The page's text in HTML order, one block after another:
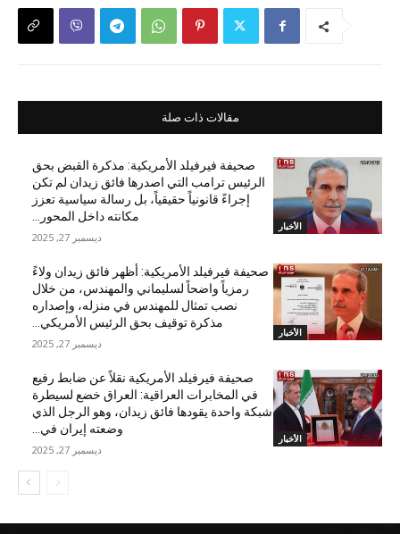
مقالات ذات صلة
الأخبار
صحيفة فيرفيلد الأمريكية: مذكرة القبض بحق
الرئيس ترامب التي اصدرها فائق زيدان لم تكن
إجراءً قانونياً حقيقياً، بل رسالة سياسية تعزز
مكانته داخل المحور...
ديسمبر 27, 2025
الأخبار
صحيفة فيرفيلد الأمريكية: أظهر فائق زيدان ولاءً
رمزياً واضحاً لسليماني والمهندس، من خلال
نصب تمثال للمهندس في منزله، وإصداره
مذكرة توقيف بحق الرئيس الأمريكي...
ديسمبر 27, 2025
الأخبار
صحيفة فيرفيلد الأمريكية نقلاً عن ضابط رفيع
في المخابرات العراقية: العراق خضع لسيطرة
شبكة واحدة يقودها فائق زيدان، وهو الرجل الذي
وضعته إيران في...
ديسمبر 27, 2025